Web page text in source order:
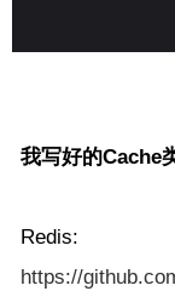
我写好的Cache
Redis:
https://